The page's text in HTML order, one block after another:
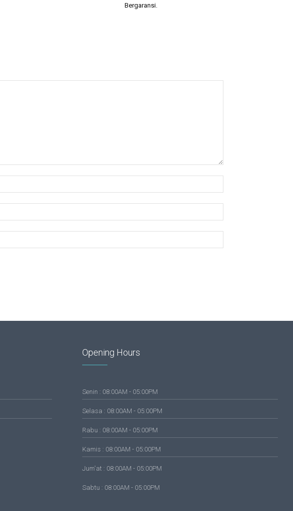
Bergaransi.
Opening Hours
Senin : 08:00AM - 05:00PM
Selasa : 08:00AM - 05:00PM
Rabu : 08:00AM - 05:00PM
Kamis : 08:00AM - 05:00PM
Jum'at : 08:00AM - 05:00PM
Sabtu : 08:00AM - 05:00PM